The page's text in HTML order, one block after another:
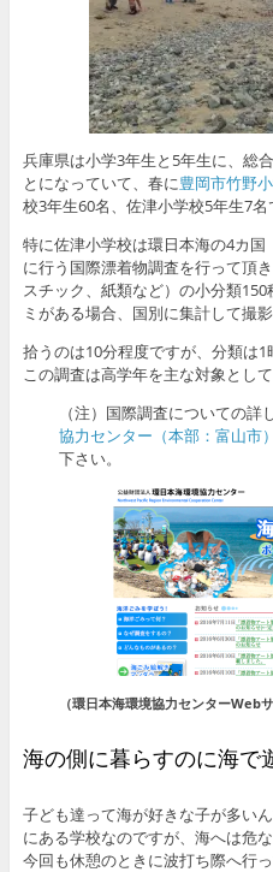
兵庫県は小学3年生と5年生に、総
とになっていて、春に豊岡市竹野
校3年生60名、佐津小学校5年生7名
特に佐津小学校は環日本海の4カ
に行う国際漂着物調査を行って頂
スチック、紙類など）の小分類
ミがある場合、国別に集計して撮
拾うのは10分程度ですが、分類は1
この調査は高学年を主な対象として
（注）国際調査についての詳
協力センター（本部：富山市
下さい。
（環日本海環境協力センターWebサ
海の側に暮らすのに海で
子ども達って海が好きな子が多い
にある学校なのですが、海へは危
今回も休憩のときに波打ち際へ行